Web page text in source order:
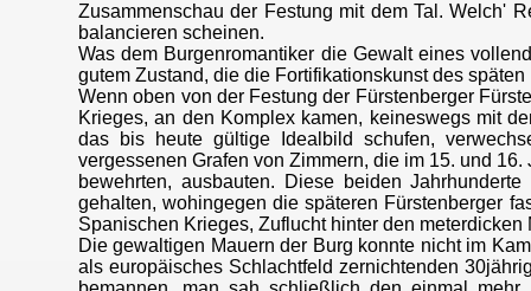
Zusammenschau der Festung mit dem Tal. Welch'
balancieren scheinen.
Was dem Burgenromantiker die Gewalt eines
gutem Zustand, die die Fortifikationskunst des
Wenn oben von der Festung der Fürstenberger
Krieges, an den Komplex kamen, keineswegs mit
das bis heute gültige Idealbild schufen,
vergessenen Grafen von Zimmern, die im 15. und
bewehrten, ausbauten. Diese beiden
gehalten, wohingegen die späteren Fürstenberger
Spanischen Krieges, Zuflucht hinter den meterdicken
Die gewaltigen Mauern der Burg konnte nicht im
als europäisches Schlachtfeld zernichtenden